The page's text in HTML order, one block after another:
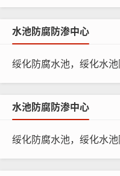
工艺
水池防腐防渗中心
水池防腐防渗中心